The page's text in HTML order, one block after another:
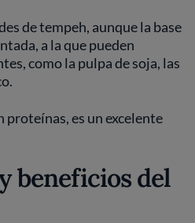
de tempeh, aunque la base
a la que pueden
como la pulpa de soja, las
proteínas, es un excelente
beneficios del